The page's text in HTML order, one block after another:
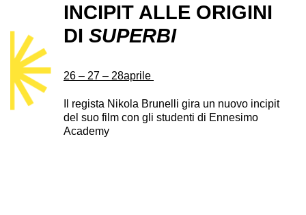
INCIPIT ALLE ORIGINI
DI SUPERBI
26 – 27 – 28aprile
Il regista Nikola Brunelli gira un nuovo incipit
del suo film con gli studenti di Ennesimo
Academy